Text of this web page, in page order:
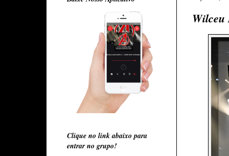
Wilceu
Clique no link abaixo para
entrar no grupo!